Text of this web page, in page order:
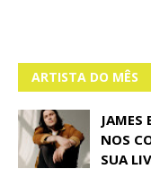
ARTISTA DO MÊS
JAMES
NOS
SUA